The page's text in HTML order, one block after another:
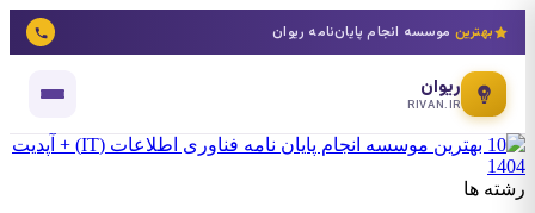
بهترین موسسه انجام پایان‌نامه ریوان
ریوان
RIVAN.IR
رشته ها